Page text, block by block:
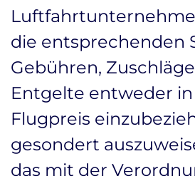
die entsprechenden
Gebühren,
Entgelte entweder
Flugpreis
gesondert
das mit der